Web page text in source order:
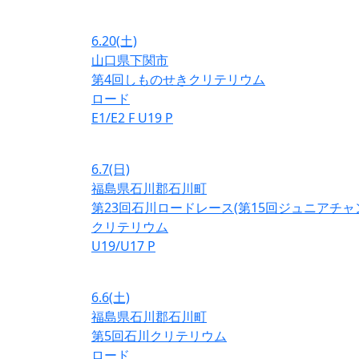
6.20(土)
山口県下関市
第4回しものせきクリテリウム
ロード
E1/E2 F U19 P
6.7(日)
福島県石川郡石川町
第23回石川ロードレース(第15回ジュニアチャ
クリテリウム
U19/U17 P
6.6(土)
福島県石川郡石川町
第5回石川クリテリウム
ロード